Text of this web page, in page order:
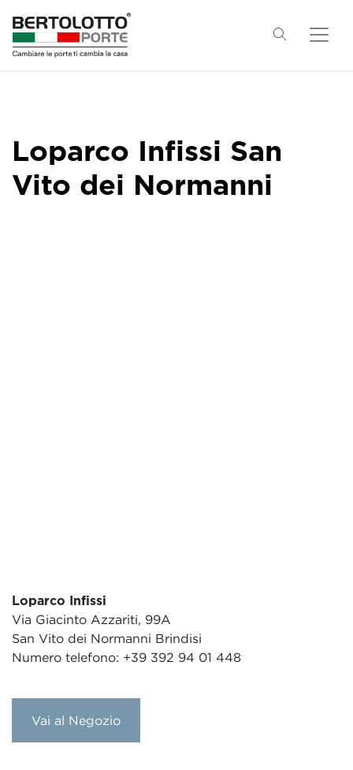
Loparco Infissi San
Vito dei Normanni
Loparco Infissi
Via Giacinto Azzariti, 99A
San Vito dei Normanni Brindisi
Numero telefono: +39 392 94 01 448
Vai al Negozio